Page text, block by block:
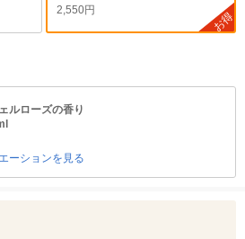
2,550円
お得
ルローズの香り
ーションを見る